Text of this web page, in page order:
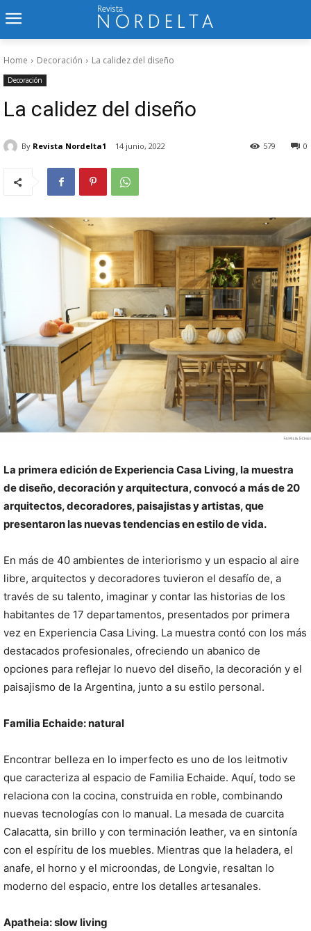
Home Decoración La calidez del diseño
Decoración
La calidez del diseño
By Revista Nordelta1 14 junio, 2022 0
579
La primera edición de Experiencia Casa Living, la muestra
de diseño, decoración y arquitectura, convocó a más de 20
arquitectos, decoradores, paisajistas y artistas, que
presentaron las nuevas tendencias en estilo de vida.
En más de 40 ambientes de interiorismo y un espacio al aire
libre, arquitectos y decoradores tuvieron el desafío de, a
través de su talento, imaginar y contar las historias de los
habitantes de 17 departamentos, presentados por primera
vez en Experiencia Casa Living. La muestra contó con los más
destacados profesionales, ofreciendo un abanico de
opciones para reflejar lo nuevo del diseño, la decoración y el
paisajismo de la Argentina, junto a su estilo personal.
Familia Echaide: natural
Encontrar belleza en lo imperfecto es uno de los leitmotiv
que caracteriza al espacio de Familia Echaide. Aquí, todo se
relaciona con la cocina, construida en roble, combinando
nuevas tecnologías con lo manual. La mesada de cuarcita
Calacatta, sin brillo y con terminación leather, va en sintonía
con el espíritu de los muebles. Mientras que la heladera, el
anafe, el horno y el microondas, de Longvie, resaltan lo
moderno del espacio, entre los detalles artesanales.
Apatheia: slow living